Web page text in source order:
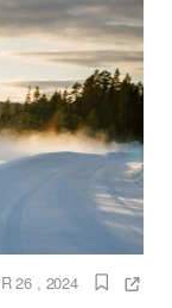
26 , 2024